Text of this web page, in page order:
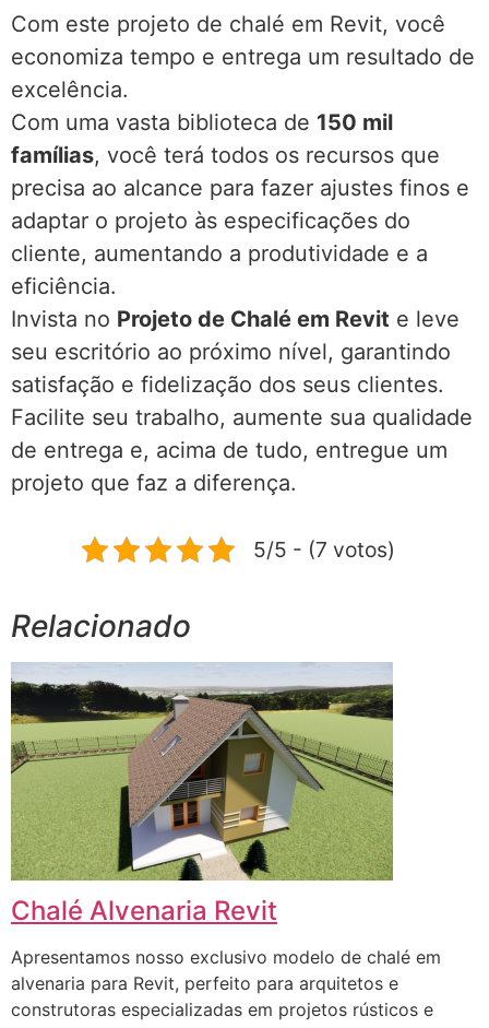
Com este projeto de chalé em Revit, você
economiza tempo e entrega um resultado de
excelência.
Com uma vasta biblioteca de 150 mil
famílias, você terá todos os recursos que
precisa ao alcance para fazer ajustes finos e
adaptar o projeto às especificações do
cliente, aumentando a produtividade e a
eficiência.
Invista no Projeto de Chalé em Revit e leve
seu escritório ao próximo nível, garantindo
satisfação e fidelização dos seus clientes.
Facilite seu trabalho, aumente sua qualidade
de entrega e, acima de tudo, entregue um
projeto que faz a diferença.
5/5 - (7 votos)
Relacionado
Chalé Alvenaria Revit
Apresentamos nosso exclusivo modelo de chalé em
alvenaria para Revit, perfeito para arquitetos e
construtoras especializadas em projetos rústicos e